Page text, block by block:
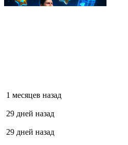
1 месяцев назад
29 дней назад
29 дней назад